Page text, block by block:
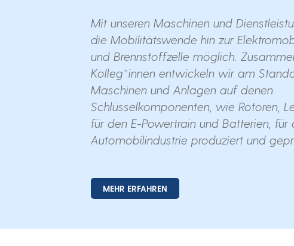
Mit unseren Maschinen und
die Mobilitätswende hin zur
und Brennstoffzelle möglich.
Kolleg*innen entwickeln wir am
Maschinen und Anlagen auf denen
Schlüsselkomponenten, wie Rotoren,
für den E-Powertrain und Batterien, für
Automobilindustrie produziert und
MEHR ERFAHREN